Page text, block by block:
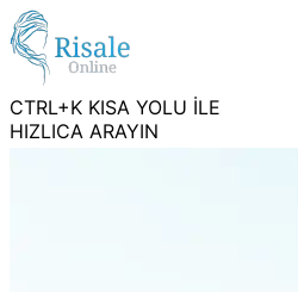
CTRL+K KISA YOLU İLE
HIZLICA ARAYIN